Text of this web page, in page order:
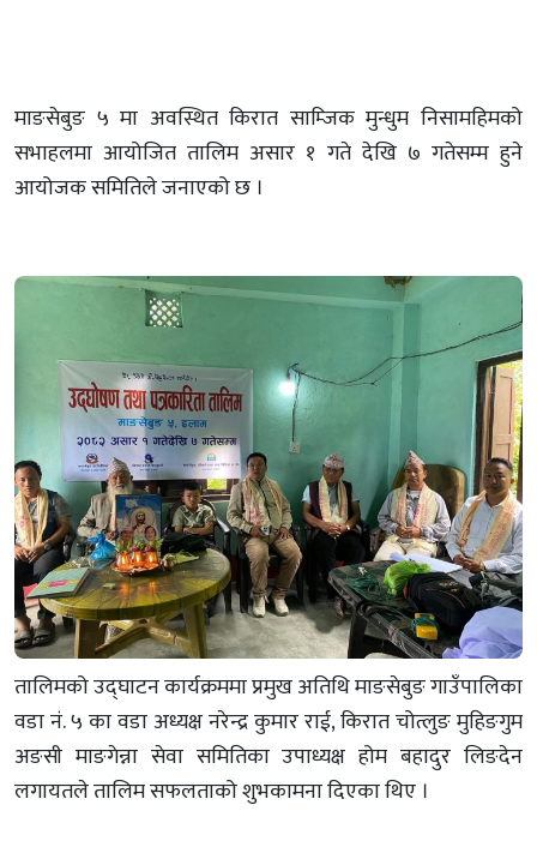
माङसेबुङ ५ मा अवस्थित किरात साम्जिक मुन्धुम निसामहिमको
सभाहलमा आयोजित तालिम असार १ गते देखि ७ गतेसम्म हुने
आयोजक समितिले जनाएको छ ।
तालिमको उद्घाटन कार्यक्रममा प्रमुख अतिथि माङसेबुङ गाउँपालिका
वडा नं. ५ का वडा अध्यक्ष नरेन्द्र कुमार राई, किरात चोत्लुङ मुहिङगुम
अङसी माङगेन्ना सेवा समितिका उपाध्यक्ष होम बहादुर लिङदेन
लगायतले तालिम सफलताको शुभकामना दिएका थिए ।